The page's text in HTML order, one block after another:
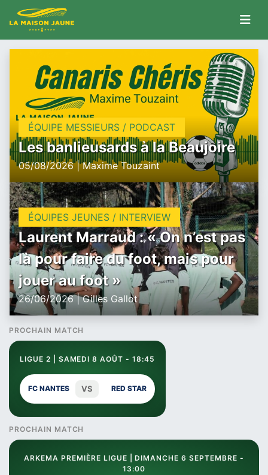
ÉQUIPE MESSIEURS / PODCAST
Les banlieusards à la Beaujoire
05/08/2026 | Maxime Touzaint
ÉQUIPES JEUNES / INTERVIEW
Laurent Marraud : « On n’est pas
là pour faire du foot, mais pour
jouer au foot »
26/06/2026 | Gilles Gallot
PROCHAIN MATCH
LIGUE 2 | SAMEDI 8 AOÛT - 18:45
FC NANTES VS RED STAR
PROCHAIN MATCH
ARKEMA PREMIÈRE LIGUE | DIMANCHE 6 SEPTEMBRE -
13:00